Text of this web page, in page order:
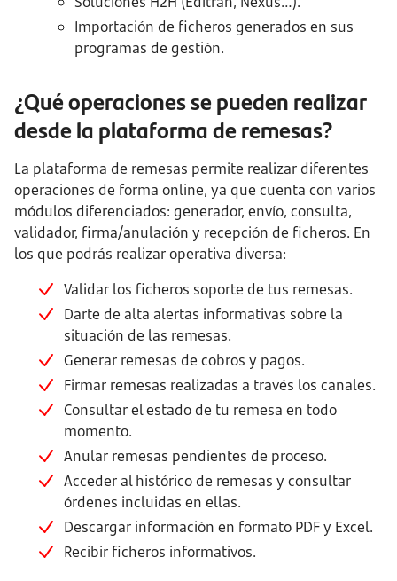
Importación de ficheros generados en sus
programas de gestión.
¿Qué operaciones se pueden realizar
desde la plataforma de remesas?
La plataforma de remesas permite realizar diferentes
operaciones de forma online, ya que cuenta con varios
módulos diferenciados: generador, envío, consulta,
validador, firma/anulación y recepción de ficheros. En
los que podrás realizar operativa diversa:
Validar los ficheros soporte de tus remesas.
Darte de alta alertas informativas sobre la
situación de las remesas.
Generar remesas de cobros y pagos.
Firmar remesas realizadas a través los canales.
Consultar el estado de tu remesa en todo
momento.
Anular remesas pendientes de proceso.
Acceder al histórico de remesas y consultar
órdenes incluidas en ellas.
Descargar información en formato PDF y Excel.
Recibir ficheros informativos.